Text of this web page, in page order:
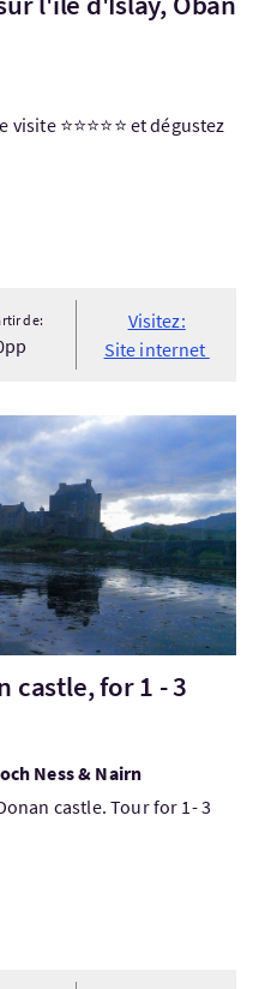
⭐⭐⭐⭐⭐ et dégustez
de:
Visitez:
Site internet
for 1 - 3 people
castle, for 1 - 3
Ness & Nairn
castle. Tour for 1- 3